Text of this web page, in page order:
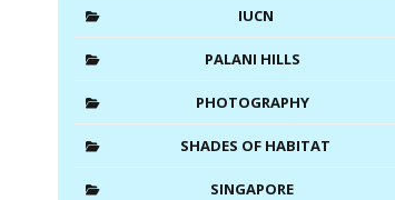
IUCN
PALANI HILLS
PHOTOGRAPHY
SHADES OF HABITAT
SINGAPORE